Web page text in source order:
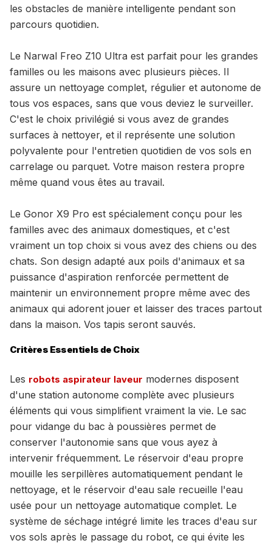
les obstacles de manière intelligente pendant son
parcours quotidien.
Le Narwal Freo Z10 Ultra est parfait pour les grandes
familles ou les maisons avec plusieurs pièces. Il
assure un nettoyage complet, régulier et autonome de
tous vos espaces, sans que vous deviez le surveiller.
C'est le choix privilégié si vous avez de grandes
surfaces à nettoyer, et il représente une solution
polyvalente pour l'entretien quotidien de vos sols en
carrelage ou parquet. Votre maison restera propre
même quand vous êtes au travail.
Le Gonor X9 Pro est spécialement conçu pour les
familles avec des animaux domestiques, et c'est
vraiment un top choix si vous avez des chiens ou des
chats. Son design adapté aux poils d'animaux et sa
puissance d'aspiration renforcée permettent de
maintenir un environnement propre même avec des
animaux qui adorent jouer et laisser des traces partout
dans la maison. Vos tapis seront sauvés.
Critères Essentiels de Choix
Les robots aspirateur laveur modernes disposent
d'une station autonome complète avec plusieurs
éléments qui vous simplifient vraiment la vie. Le sac
pour vidange du bac à poussières permet de
conserver l'autonomie sans que vous ayez à
intervenir fréquemment. Le réservoir d'eau propre
mouille les serpillères automatiquement pendant le
nettoyage, et le réservoir d'eau sale recueille l'eau
usée pour un nettoyage automatique complet. Le
système de séchage intégré limite les traces d'eau sur
vos sols après le passage du robot, ce qui évite les